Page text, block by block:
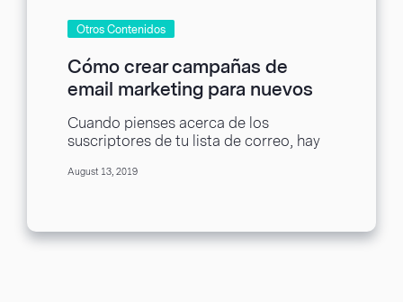
Otros Contenidos
Cómo crear campañas de
email marketing para nuevos
suscriptores
Cuando pienses acerca de los
suscriptores de tu lista de correo, hay
en...
August 13, 2019